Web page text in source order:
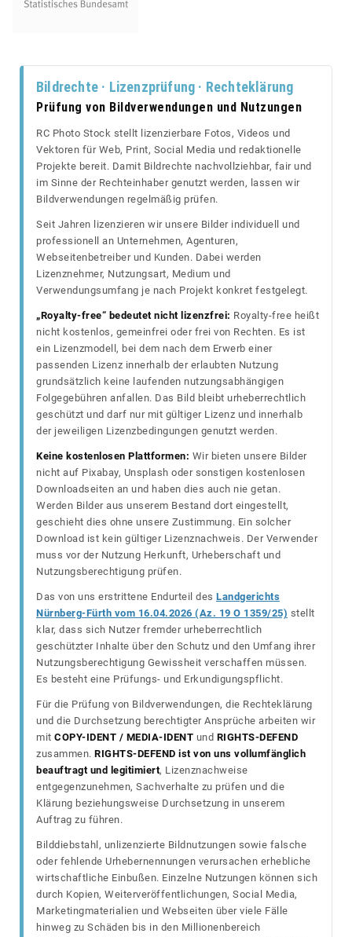
Bildrechte · Lizenzprüfung · Rechteklärung
Prüfung von Bildverwendungen und Nutzungen
RC Photo Stock stellt lizenzierbare Fotos, Videos und
Vektoren für Web, Print, Social Media und redaktionelle
Projekte bereit. Damit Bildrechte nachvollziehbar, fair und
im Sinne der Rechteinhaber genutzt werden, lassen wir
Bildverwendungen regelmäßig prüfen.
Seit Jahren lizenzieren wir unsere Bilder individuell und
professionell an Unternehmen, Agenturen,
Webseitenbetreiber und Kunden. Dabei werden
Lizenznehmer, Nutzungsart, Medium und
Verwendungsumfang je nach Projekt konkret festgelegt.
„Royalty-free“ bedeutet nicht lizenzfrei: Royalty-free heißt
nicht kostenlos, gemeinfrei oder frei von Rechten. Es ist
ein Lizenzmodell, bei dem nach dem Erwerb einer
passenden Lizenz innerhalb der erlaubten Nutzung
grundsätzlich keine laufenden nutzungsabhängigen
Folgegebühren anfallen. Das Bild bleibt urheberrechtlich
geschützt und darf nur mit gültiger Lizenz und innerhalb
der jeweiligen Lizenzbedingungen genutzt werden.
Keine kostenlosen Plattformen: Wir bieten unsere Bilder
nicht auf Pixabay, Unsplash oder sonstigen kostenlosen
Downloadseiten an und haben dies auch nie getan.
Werden Bilder aus unserem Bestand dort eingestellt,
geschieht dies ohne unsere Zustimmung. Ein solcher
Download ist kein gültiger Lizenznachweis. Der Verwender
muss vor der Nutzung Herkunft, Urheberschaft und
Nutzungsberechtigung prüfen.
Das von uns erstrittene Endurteil des Landgerichts
Nürnberg-Fürth vom 16.04.2026 (Az. 19 O 1359/25) stellt
klar, dass sich Nutzer fremder urheberrechtlich
geschützter Inhalte über den Schutz und den Umfang ihrer
Nutzungsberechtigung Gewissheit verschaffen müssen.
Es besteht eine Prüfungs- und Erkundigungspflicht.
Für die Prüfung von Bildverwendungen, die Rechteklärung
und die Durchsetzung berechtigter Ansprüche arbeiten wir
mit COPY-IDENT / MEDIA-IDENT und RIGHTS-DEFEND
zusammen. RIGHTS-DEFEND ist von uns vollumfänglich
beauftragt und legitimiert, Lizenznachweise
entgegenzunehmen, Sachverhalte zu prüfen und die
Klärung beziehungsweise Durchsetzung in unserem
Auftrag zu führen.
Bilddiebstahl, unlizenzierte Bildnutzungen sowie falsche
oder fehlende Urhebernennungen verursachen erhebliche
wirtschaftliche Einbußen. Einzelne Nutzungen können sich
durch Kopien, Weiterveröffentlichungen, Social Media,
Marketingmaterialien und Webseiten über viele Fälle
hinweg zu Schäden bis in den Millionenbereich